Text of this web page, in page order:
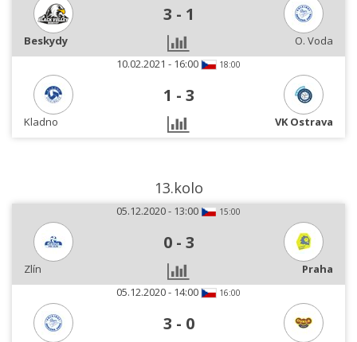
3 - 1
Beskydy
O. Voda
10.02.2021 - 16:00
18:00
1 - 3
Kladno VK Ostrava
13.kolo
05.12.2020 - 13:00 15:00
0 - 3
Zlín
Praha
05.12.2020 - 14:00
16:00
3 - 0